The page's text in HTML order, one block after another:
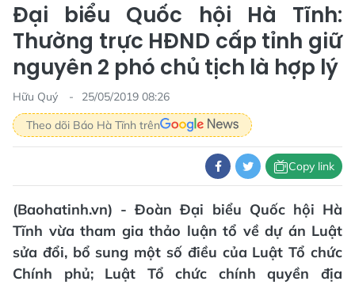
Đại biểu Quốc hội Hà Tĩnh:
Thường trực HĐND cấp tỉnh giữ
nguyên 2 phó chủ tịch là hợp lý
Hữu Quý
25/05/2019 08:26
Theo dõi Báo Hà Tĩnh trên
Copy link
(Baohatinh.vn) - Đoàn Đại biểu Quốc hội Hà
Tĩnh vừa tham gia thảo luận tổ về dự án Luật
sửa đổi, bổ sung một số điều của Luật Tổ chức
Chính phủ; Luật Tổ chức chính quyền địa